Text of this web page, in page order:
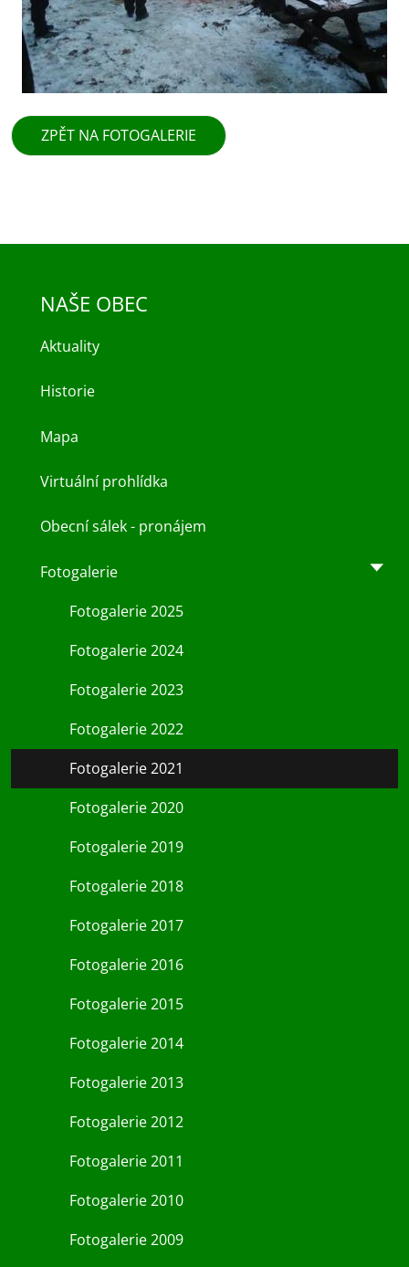
ZPĚT NA FOTOGALERIE
NAŠE OBEC
Aktuality
Historie
Mapa
Virtuální prohlídka
Obecní sálek - pronájem
Fotogalerie
Fotogalerie 2025
Fotogalerie 2024
Fotogalerie 2023
Fotogalerie 2022
Fotogalerie 2021
Fotogalerie 2020
Fotogalerie 2019
Fotogalerie 2018
Fotogalerie 2017
Fotogalerie 2016
Fotogalerie 2015
Fotogalerie 2014
Fotogalerie 2013
Fotogalerie 2012
Fotogalerie 2011
Fotogalerie 2010
Fotogalerie 2009